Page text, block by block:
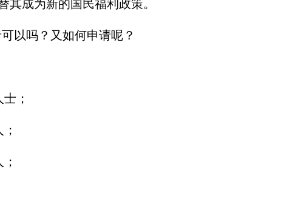
其成为新的国民福利政策。
以吗？又如何申请呢？
；